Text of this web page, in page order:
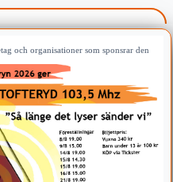
och organisationer som sponsrar den